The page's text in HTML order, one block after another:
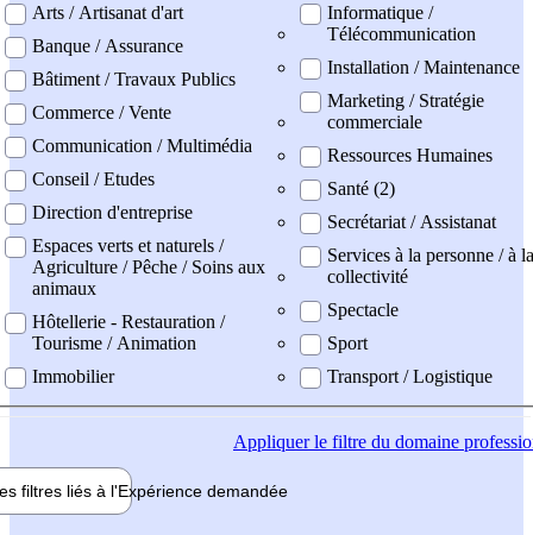
Arts / Artisanat d'art
Banque / Assurance
Bâtiment / Travaux Publics
Commerce / Vente
Communication / Multimédia
Conseil / Etudes
Direction d'entreprise
Espaces verts et naturels /
Agriculture / Pêche / Soins aux
animaux
Hôtellerie - Restauration /
Tourisme / Animation
Immobilier
Informatique /
Télécommunication
Installation / Maintenance
Marketing / Stratégie
commerciale
Ressources Humaines
Santé (2)
Secrétariat / Assistanat
Services à la personne / à la
collectivité
Spectacle
Sport
Transport / Logistique
Appliquerle filtre du domaine
filtres liés à l'Expérience demandée